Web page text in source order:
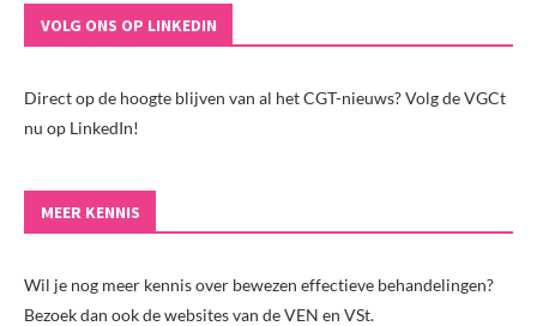
VOLG ONS OP LINKEDIN
Direct op de hoogte blijven van al het CGT-nieuws? Volg de VGCt
nu op LinkedIn!
MEER KENNIS
Wil je nog meer kennis over bewezen effectieve behandelingen?
Bezoek dan ook de websites van de VEN en VSt.